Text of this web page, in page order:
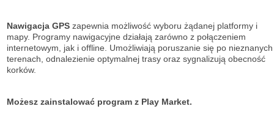
Nawigacja GPS zapewnia możliwość wyboru żądanej platformy i
mapy. Programy nawigacyjne działają zarówno z połączeniem
internetowym, jak i offline. Umożliwiają poruszanie się po nieznanych
terenach, odnalezienie optymalnej trasy oraz sygnalizują obecność
korków.
Możesz zainstalować program z Play Market.